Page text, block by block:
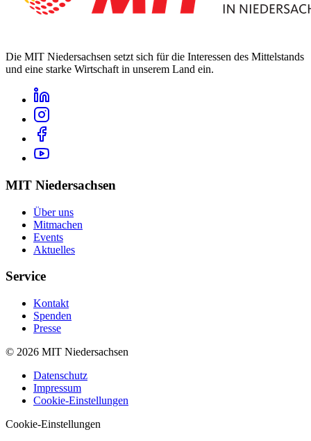
Die MIT Niedersachsen setzt sich für die Interessen des Mittelstands
und eine starke Wirtschaft in unserem Land ein.
MIT Niedersachsen
Über uns
Mitmachen
Events
Aktuelles
Service
Kontakt
Spenden
Presse
© 2026 MIT Niedersachsen
Datenschutz
Impressum
Cookie-Einstellungen
Cookie-Einstellungen